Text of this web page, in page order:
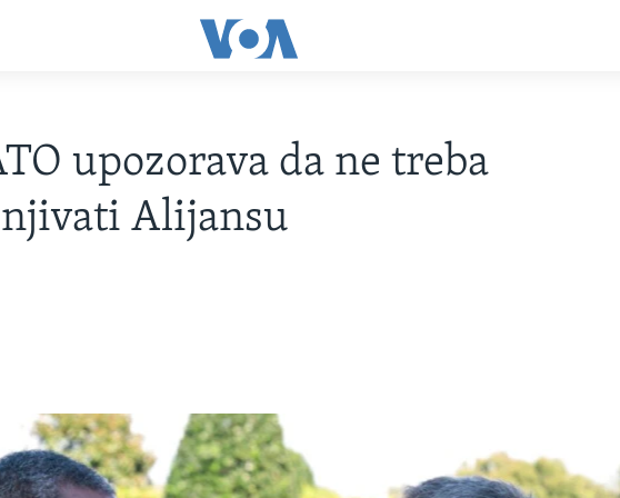
upozorava da ne treba
Alijansu